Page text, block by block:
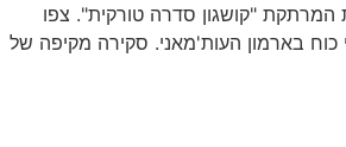
"קושגון סדרה טורקית". צפו
בארמון העות'מאני. סקירה מקיפה של